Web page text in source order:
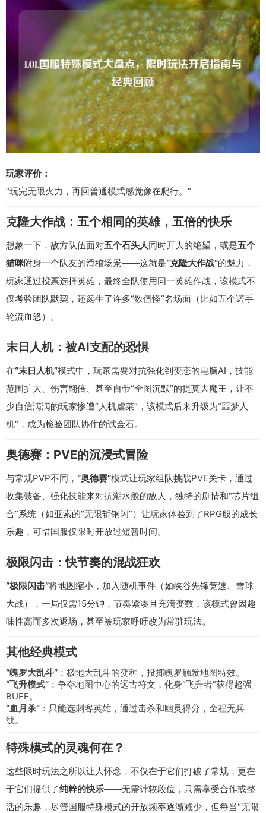
玩家评价：
“玩完无限火力，再回普通模式感觉像在爬行。”
克隆大作战：五个相同的英雄，五倍的快乐
想象一下，敌方队伍面对五个石头人同时开大的绝望，或是五个
猫咪附身一个队友的滑稽场景——这就是“克隆大作战”的魅力，
玩家通过投票选择英雄，最终全队使用同一英雄作战，该模式不
仅考验团队默契，还诞生了许多“数值怪”名场面（比如五个诺手
轮流血怒）。
末日人机：被AI支配的恐惧
在“末日人机”模式中，玩家需要对抗强化到变态的电脑AI，技能
范围扩大、伤害翻倍、甚至自带“全图沉默”的提莫大魔王，让不
少自信满满的玩家惨遭“人机虐菜”，该模式后来升级为“噩梦人
机”，成为检验团队协作的试金石。
奥德赛：PVE的沉浸式冒险
与常规PVP不同， “奥德赛”模式让玩家组队挑战PVE关卡，通过
收集装备、强化技能来对抗潮水般的敌人，独特的剧情和“芯片组
合”系统（如亚索的“无限斩钢闪”）让玩家体验到了RPG般的成长
乐趣，可惜国服仅限时开放过短暂时间。
极限闪击：快节奏的混战狂欢
“极限闪击”将地图缩小，加入随机事件（如峡谷先锋竞速、雪球
大战），一局仅需15分钟，节奏紧凑且充满变数，该模式曾因趣
味性高而多次返场，甚至被玩家呼吁改为常驻玩法。
其他经典模式
“魄罗大乱斗” ：极地大乱斗的变种，投掷魄罗触发地图特效。
“飞升模式” ：争夺地图中心的远古符文，化身“飞升者”获得超强
BUFF。
“血月杀” ：只能选刺客英雄，通过击杀和幽灵得分，全程无兵
线。
特殊模式的灵魂何在？
这些限时玩法之所以让人怀念，不仅在于它们打破了常规，更在
于它们提供了纯粹的快乐——无需计较段位，只需享受合作或整
活的乐趣，尽管国服特殊模式的开放频率逐渐减少，但每当“无限